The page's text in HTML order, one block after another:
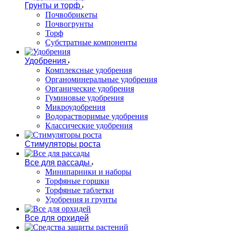
Грунты и торф
Почвобрикеты
Почвогрунты
Торф
Субстратные компоненты
Удобрения
Комплексные удобрения
Органоминеральные удобрения
Органические удобрения
Гуминовые удобрения
Микроудобрения
Водорастворимые удобрения
Классические удобрения
Стимуляторы роста
Все для рассады
Минипарники и наборы
Торфяные горшки
Торфяные таблетки
Удобрения и грунты
Все для орхидей